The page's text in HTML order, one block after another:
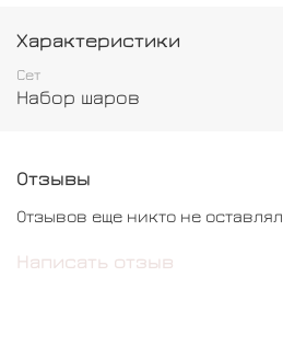
Шар хром - 1 шт
Шар с конфетти - 1 шт
Шар обычный - 4 шт
Характеристики
Сет
Набор шаров
Отзывы
Отзывов еще никто не оставлял
Написать отзыв